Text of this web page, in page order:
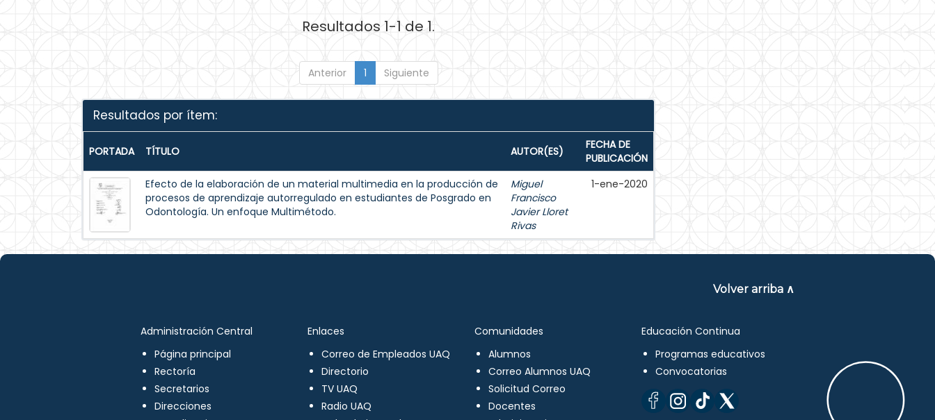
Resultados 1-1 de 1.
Anterior 1 Siguiente
Resultados por ítem:
PORTADA TÍTULO AUTOR(ES)
FECHA DE
PUBLICACIÓN
Efecto de la elaboración de un material multimedia en la producción de
procesos de aprendizaje autorregulado en estudiantes de Posgrado en
Odontología. Un enfoque Multimétodo.
Miguel
Francisco
Javier Lloret
Rivas
1-ene-2020
Volver arriba ∧
Administración Central
Página principal
Rectoría
Secretarios
Direcciones
Enlaces
Correo de Empleados UAQ
Directorio
TV UAQ
Radio UAQ
Comunidades
Alumnos
Correo Alumnos UAQ
Solicitud Correo
Docentes
Educación Continua
Programas educativos
Convocatorias